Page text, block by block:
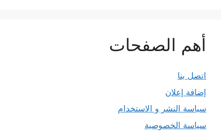
أهم الصفحات
اتصل بنا
إضافة إعلان
سياسة النشر و الاستخدام
سياسة الخصوصية